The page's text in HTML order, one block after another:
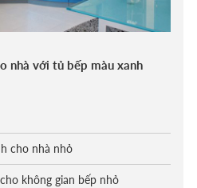
nhà với tủ bếp màu xanh
cho nhà nhỏ
không gian bếp nhỏ